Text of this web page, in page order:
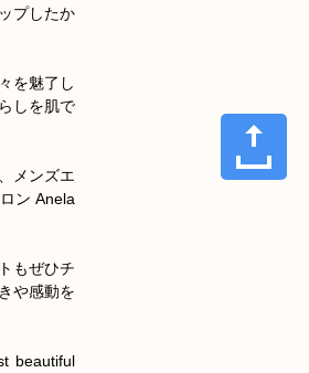
プしたか
を魅了し
しを肌で
メンズエ
ン Anela
もぜひチ
や感動を
beautiful